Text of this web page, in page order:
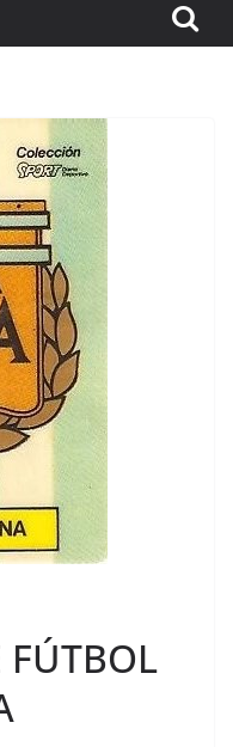
FÚTBOL